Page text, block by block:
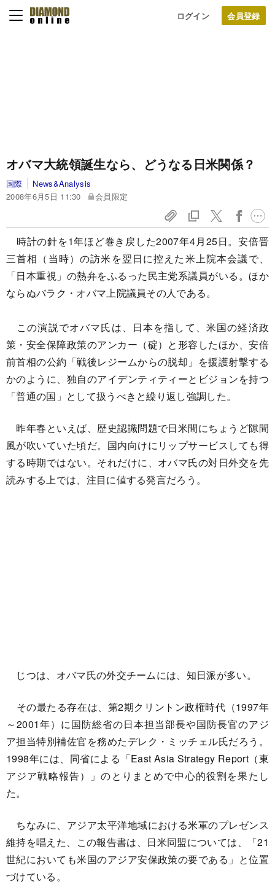
ログイン
オバマ大統領誕生なら、どうなる日米関係？
国際
News&Analysis
2008年6月5日 11:30
会員限定
時計の針を1年ほど巻き戻した2007年4月25日。安倍晋
三首相（当時）の訪米を翌日に控えた米上院本会議で、
「日本重視」の熱弁をふるった民主党系議員がいる。ほか
ならぬバラク・オバマ上院議員その人である。
この演説でオバマ氏は、日本を指して、米国の経済政
策・安全保障政策のアンカー（碇）と形容したほか、安倍
前首相の公約「戦後レジームからの脱却」を援護射撃する
かのように、独自のアイデンティティーとビジョンを持つ
「普通の国」として扱うべきと繰り返し強調した。
昨年春といえば、歴史認識問題で日米間にちょうど隙間
風が吹いていた頃だ。国内向けにリップサービスしても得
する時期ではない。それだけに、オバマ氏の対日外交を先
読みする上では、注目に値する発言だろう。
じつは、オバマ氏の外交チームには、知日派が多い。
その最たる存在は、第2期クリントン政権時代（1997年
～2001年）に国防総省の日本担当部長や国防長官のアジ
ア担当特別補佐官を務めたデレク・ミッチェル氏だろう。
1998年には、同省による「East Asia Strategy Report（東
アジア戦略報告）」のとりまとめで中心的役割を果たし
た。
ちなみに、アジア太平洋地域における米軍のプレゼンス
維持を唱えた、この報告書は、日米同盟については、「21
世紀においても米国のアジア安保政策の要である」と位置
づけている。